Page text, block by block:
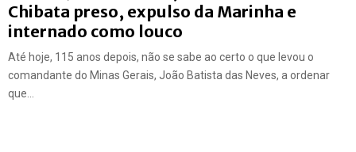
Chibata preso, expulso da Marinha e
internado como louco
Até hoje, 115 anos depois, não se sabe ao certo o que levou o
comandante do Minas Gerais, João Batista das Neves, a ordenar
que...